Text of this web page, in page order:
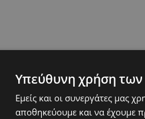
Υπεύθυνη χρήση
Εμείς και οι συνεργάτες μας
αποθηκεύουμε και να έχουμε